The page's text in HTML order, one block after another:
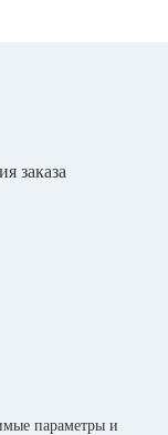
заказа
параметры и